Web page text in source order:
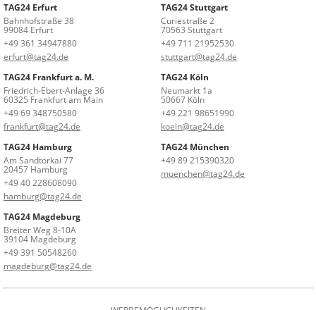
TAG24 Erfurt
Bahnhofstraße 38
99084 Erfurt
+49 361 34947880
erfurt@tag24.de
TAG24 Stuttgart
Curiestraße 2
70563 Stuttgart
+49 711 21952530
stuttgart@tag24.de
TAG24 Frankfurt a. M.
Friedrich-Ebert-Anlage 36
60325 Frankfurt am Main
+49 69 348750580
frankfurt@tag24.de
TAG24 Köln
Neumarkt 1a
50667 Köln
+49 221 98651990
koeln@tag24.de
TAG24 Hamburg
Am Sandtorkai 77
20457 Hamburg
+49 40 228608090
hamburg@tag24.de
TAG24 München
+49 89 215390320
muenchen@tag24.de
TAG24 Magdeburg
Breiter Weg 8-10A
39104 Magdeburg
+49 391 50548260
magdeburg@tag24.de